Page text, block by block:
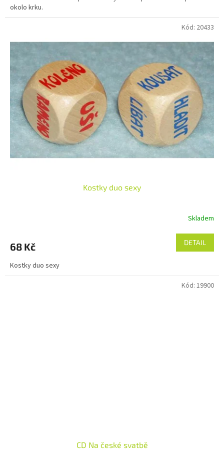
okolo krku.
Kostky duo sexy
Skladem
68 Kč DETAIL
Kostky duo sexy
Kód: 20433
CD Na české svatbě
Kód: 19900